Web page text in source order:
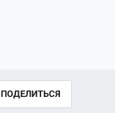
ПОДЕЛИТЬСЯ